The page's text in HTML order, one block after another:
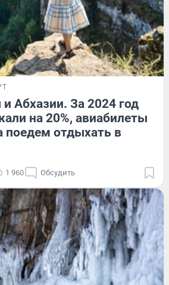
Абхазии. За 2024 год
на 20%, авиабилеты
поедем отдыхать в
1 960 Обсудить